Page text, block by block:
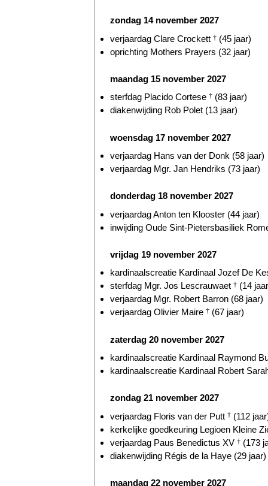
zondag 14 november 2027
verjaardag Clare Crockett † (45 jaar)
oprichting Mothers Prayers (32 jaar)
maandag 15 november 2027
sterfdag Placido Cortese † (83 jaar)
diakenwijding Rob Polet (13 jaar)
woensdag 17 november 2027
verjaardag Hans van der Donk (58 jaar)
verjaardag Mgr. Jan Hendriks (73 jaar)
donderdag 18 november 2027
verjaardag Anton ten Klooster (44 jaar)
inwijding Oude Sint-Pietersbasiliek
vrijdag 19 november 2027
kardinaalscreatie Kardinaal Jozef De
sterfdag Mgr. Jos Lescrauwaet † (14
verjaardag Mgr. Robert Barron (68 jaar)
verjaardag Olivier Maire † (67 jaar)
zaterdag 20 november 2027
kardinaalscreatie Kardinaal Raymond
kardinaalscreatie Kardinaal Robert
zondag 21 november 2027
verjaardag Floris van der Putt † (112
kerkelijke goedkeuring Legioen Kleine
verjaardag Paus Benedictus XV † (173
diakenwijding Régis de la Haye (29 jaar)
maandag 22 november 2027